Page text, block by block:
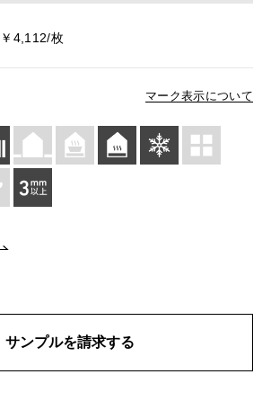
￥4,112/枚
マーク表示について
サンプルを請求する